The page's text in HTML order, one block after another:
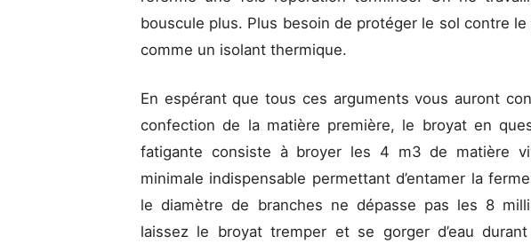
bouscule plus. Plus besoin de protéger le sol contre
comme un isolant thermique.
En espérant que tous ces arguments vous auront
confection de la matière première, le broyat en
fatigante consiste à broyer les 4 m3 de matière
minimale indispensable permettant d’entamer la
le diamètre de branches ne dépasse pas les 8
laissez le broyat tremper et se gorger d’eau